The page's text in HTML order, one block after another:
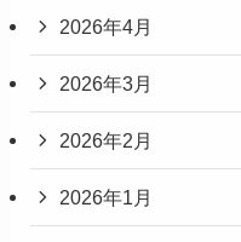
2026年4月
2026年3月
2026年2月
2026年1月